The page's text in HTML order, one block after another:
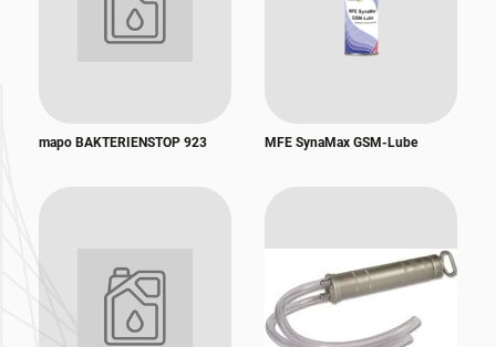
mapo BAKTERIENSTOP 923 MFE SynaMax GSM-Lube